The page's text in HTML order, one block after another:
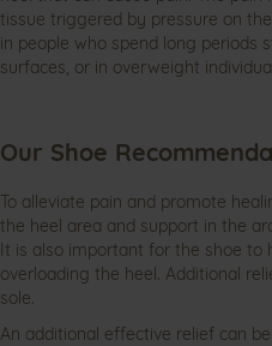
tissue triggered by pressure on
in people who spend long periods
surfaces, or in overweight
Our Shoe
To alleviate pain and promote
the heel area and support in the
It is also important for the shoe to
overloading the heel. Additional
sole.
An additional effective relief can